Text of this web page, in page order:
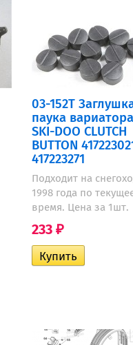
03-152T
паука
SKI-DOO CLUTCH
BUTTON
417223271
Подходит на
1998 года по
время. Цена за 1шт.
233 ₽